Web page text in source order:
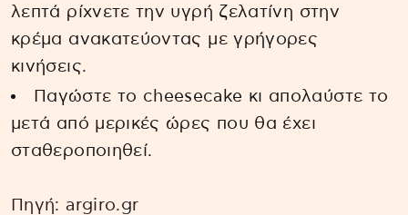
λεπτά ρίχνετε την υγρή ζελατίνη στην
κρέμα ανακατεύοντας με γρήγορες
κινήσεις.
Παγώστε το cheesecake κι απολαύστε το
μετά από μερικές ώρες που θα έχει
σταθεροποιηθεί.
Πηγή: argiro.gr